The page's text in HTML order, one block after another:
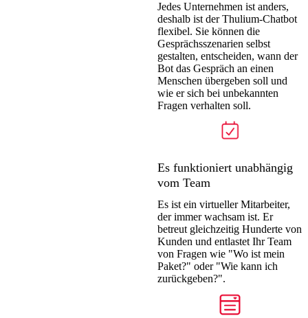
Jedes Unternehmen ist anders,
deshalb ist der Thulium-Chatbot
flexibel. Sie können die
Gesprächsszenarien selbst
gestalten, entscheiden, wann der
Bot das Gespräch an einen
Menschen übergeben soll und
wie er sich bei unbekannten
Fragen verhalten soll.
Es funktioniert unabhängig
vom Team
Es ist ein virtueller Mitarbeiter,
der immer wachsam ist. Er
betreut gleichzeitig Hunderte von
Kunden und entlastet Ihr Team
von Fragen wie "Wo ist mein
Paket?" oder "Wie kann ich
zurückgeben?".